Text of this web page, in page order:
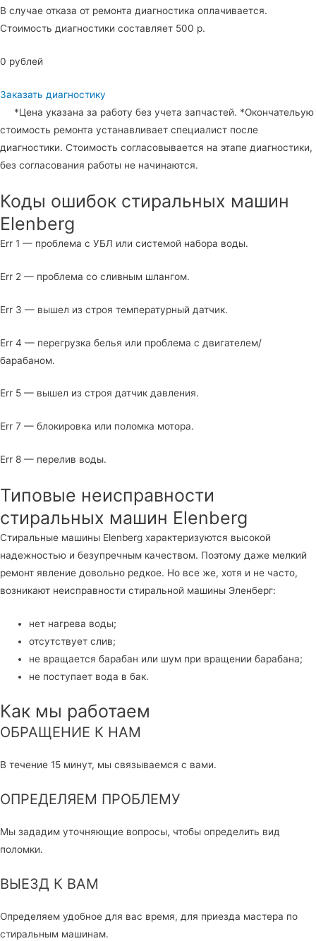
В случае отказа от ремонта диагностика оплачивается.
Стоимость диагностики составляет 500 р.
0 рублей
Заказать диагностику
*Цена указана за работу без учета запчастей. *Окончательую
стоимость ремонта устанавливает специалист после
диагностики. Стоимость согласовывается на этапе диагностики,
без согласования работы не начинаются.
Коды ошибок стиральных машин
Elenberg
Err 1 — проблема с УБЛ или системой набора воды.
Err 2 — проблема со сливным шлангом.
Err 3 — вышел из строя температурный датчик.
Err 4 — перегрузка белья или проблема с двигателем/
барабаном.
Err 5 — вышел из строя датчик давления.
Err 7 — блокировка или поломка мотора.
Err 8 — перелив воды.
Типовые неисправности
стиральных машин Elenberg
Стиральные машины Elenberg характеризуются высокой
надежностью и безупречным качеством. Поэтому даже мелкий
ремонт явление довольно редкое. Но все же, хотя и не часто,
возникают неисправности стиральной машины Эленберг:
нет нагрева воды;
отсутствует слив;
не вращается барабан или шум при вращении барабана;
не поступает вода в бак.
Как мы работаем
ОБРАЩЕНИЕ К НАМ
В течение 15 минут, мы связываемся с вами.
ОПРЕДЕЛЯЕМ ПРОБЛЕМУ
Мы зададим уточняющие вопросы, чтобы определить вид
поломки.
ВЫЕЗД К ВАМ
Определяем удобное для вас время, для приезда мастера по
стиральным машинам.